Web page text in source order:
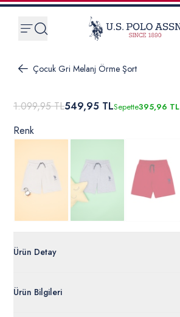
Çocuk Gri Melanj Örme Şort
1.099,95 TL549,95 TLSepette395,96 TL
Renk
Ürün Detay
Ürün Bilgileri